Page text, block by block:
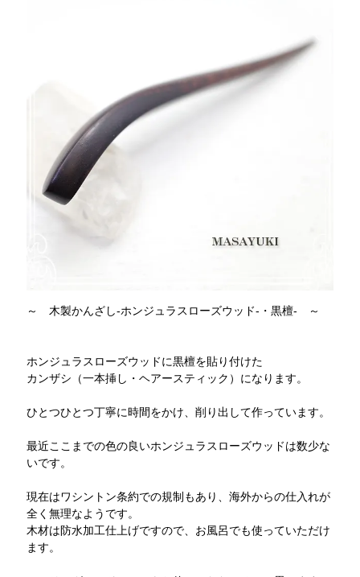
～ 木製かんざし-ホンジュラスローズウッド-・黒檀- ～
ホンジュラスローズウッドに黒檀を貼り付けた
カンザシ（一本挿し・ヘアースティック）になります。
ひとつひとつ丁寧に時間をかけ、削り出して作っています。
最近ここまでの色の良いホンジュラスローズウッドは数少な
いです。
現在はワシントン条約での規制もあり、海外からの仕入れが
全く無理なようです。
木材は防水加工仕上げですので、お風呂でも使っていただけ
ます。